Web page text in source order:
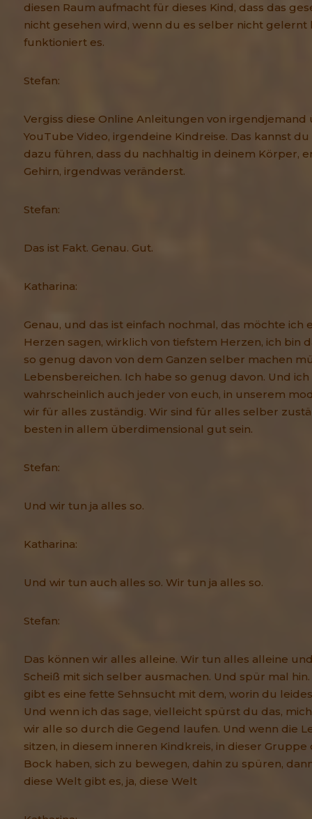
diesen Raum aufmacht für dieses Kind, dass das
nicht gesehen wird, wenn du es selber nicht gelernt
funktioniert es.
Stefan:
Vergiss diese Online Anleitungen von
YouTube Video, irgendeine Kindreise. Das kannst
dazu führen, dass du nachhaltig in deinem Körper,
Gehirn, irgendwas veränderst.
Stefan:
Das ist Fakt. Genau. Gut.
Katharina:
Genau, und das ist einfach nochmal, das möchte ich
Herzen sagen, wirklich von tiefstem Herzen, ich bin
so genug davon von dem Ganzen selber machen
Lebensbereichen. Ich habe so genug davon. Und
wahrscheinlich auch jeder von euch, in unserem
wir für alles zuständig. Wir sind für alles selber
besten in allem überdimensional gut sein.
Stefan:
Und wir tun ja alles so.
Katharina:
Und wir tun auch alles so. Wir tun ja alles so.
Stefan:
Das können wir alles alleine. Wir tun alles alleine
Scheiß mit sich selber ausmachen. Und spür mal
gibt es eine fette Sehnsucht mit dem, worin du
Und wenn ich das sage, vielleicht spürst du das,
wir alle so durch die Gegend laufen. Und wenn die
sitzen, in diesem inneren Kindkreis, in dieser
Bock haben, sich zu bewegen, dahin zu spüren,
diese Welt gibt es, ja, diese Welt